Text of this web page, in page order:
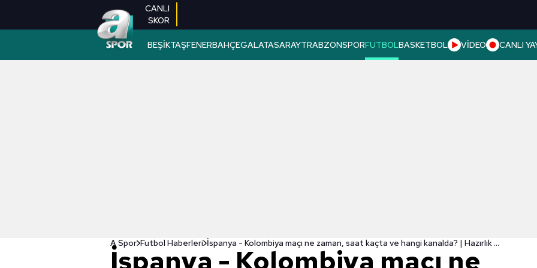
CANLI
SKOR
BEŞİKTAŞFENERBAHÇEGALATASARAYTRABZONSPORFUTBOLBASKETBOL VİDEO CANLI
A Spor Futbol Haberleri İspanya - Kolombiya maçı ne zaman, saat kaçta ve hangi kanalda? | Hazırlık maçı
İspanya - Kolombiya maçı ne